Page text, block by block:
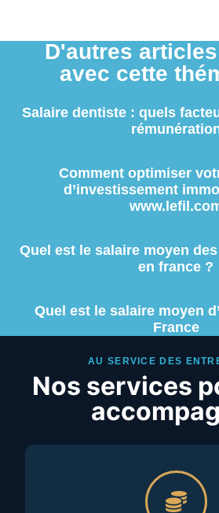
D'autres
avec cette
Salaire dentiste : quels
Comment optimiser
d’investissement
Quel est le salaire moyen
en france ?
Quel est le salaire moyen
France
AU SERVICE DES
Nos services